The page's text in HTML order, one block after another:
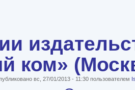
ком»
вс, 27/01/2013 - 11:30 пользователем